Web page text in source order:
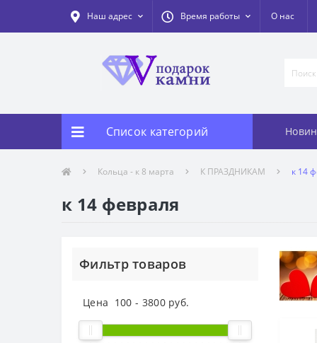
Наш адрес Время работы О нас
Список категорий
Кольца - к 8 марта К ПРАЗДНИКАМ к 14
к 14 февраля
Фильтр товаров
Цена 100 - 3800руб.